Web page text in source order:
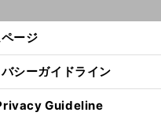
ージ
シーガイドライン
Guideline